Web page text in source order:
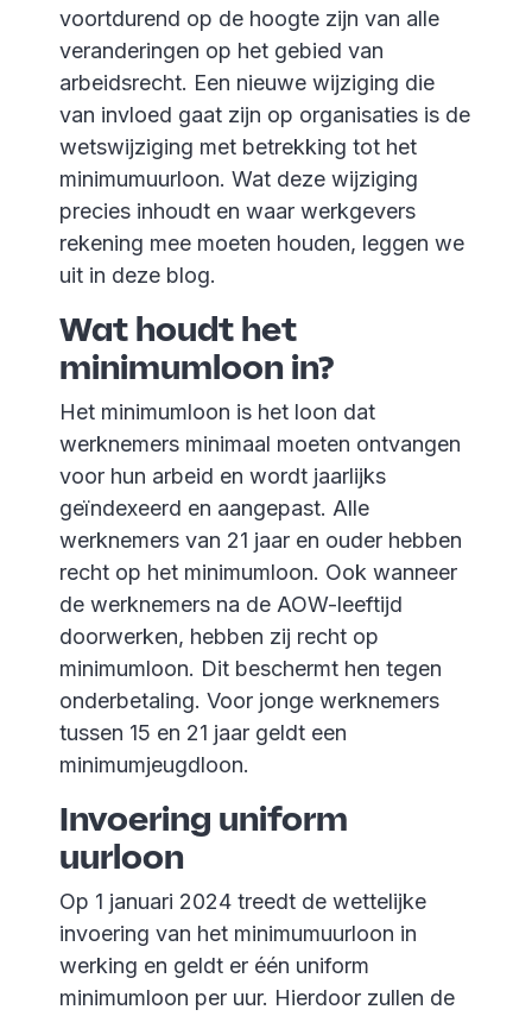
voortdurend op de hoogte zijn van alle
veranderingen op het gebied van
arbeidsrecht. Een nieuwe wijziging die
van invloed gaat zijn op organisaties is de
wetswijziging met betrekking tot het
minimumuurloon. Wat deze wijziging
precies inhoudt en waar werkgevers
rekening mee moeten houden, leggen we
uit in deze blog.
Wat houdt het
minimumloon in?
Het minimumloon is het loon dat
werknemers minimaal moeten ontvangen
voor hun arbeid en wordt jaarlijks
geïndexeerd en aangepast. Alle
werknemers van 21 jaar en ouder hebben
recht op het minimumloon. Ook wanneer
de werknemers na de AOW-leeftijd
doorwerken, hebben zij recht op
minimumloon. Dit beschermt hen tegen
onderbetaling. Voor jonge werknemers
tussen 15 en 21 jaar geldt een
minimumjeugdloon.
Invoering uniform
uurloon
Op 1 januari 2024 treedt de wettelijke
invoering van het minimumuurloon in
werking en geldt er één uniform
minimumloon per uur. Hierdoor zullen de